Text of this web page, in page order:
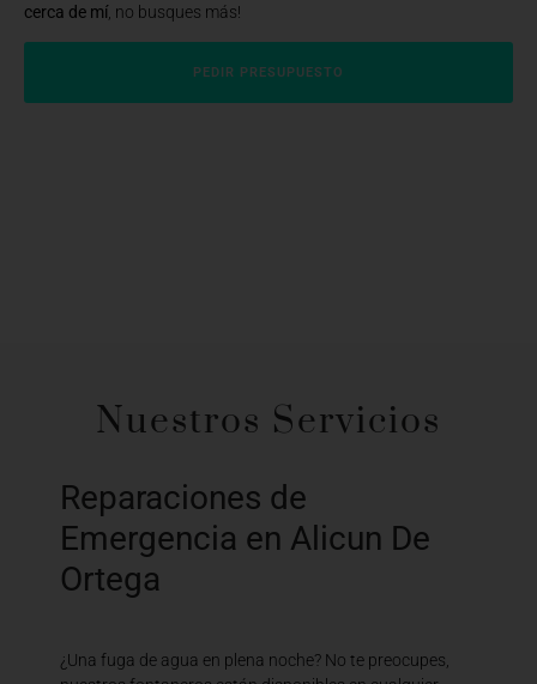
cerca de mí , no busques más!
PEDIR PRESUPUESTO
Nuestros Servicios
Reparaciones de
Emergencia en Alicun De
Ortega
¿Una fuga de agua en plena noche? No te preocupes,